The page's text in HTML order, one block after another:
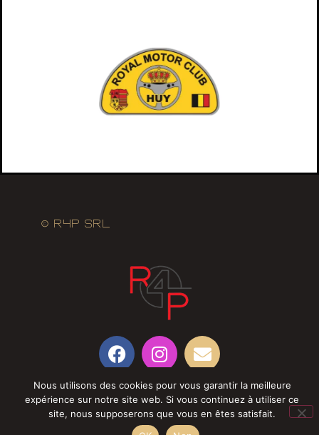
© R4P SRL
Nous utilisons des cookies pour vous garantir la meilleure
expérience sur notre site web. Si vous continuez à utiliser ce
site, nous supposerons que vous en êtes satisfait.